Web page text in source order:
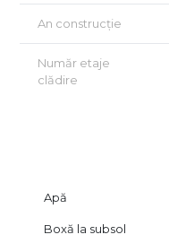
An construcție
Număr etaje
clădire
Apă
Boxă la subsol